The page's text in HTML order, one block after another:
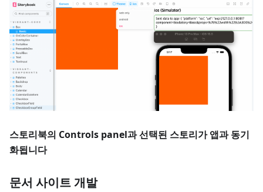
스토리북의 Controls panel과 선택된 스토리가 앱과 동기
화됩니다
문서 사이트 개발